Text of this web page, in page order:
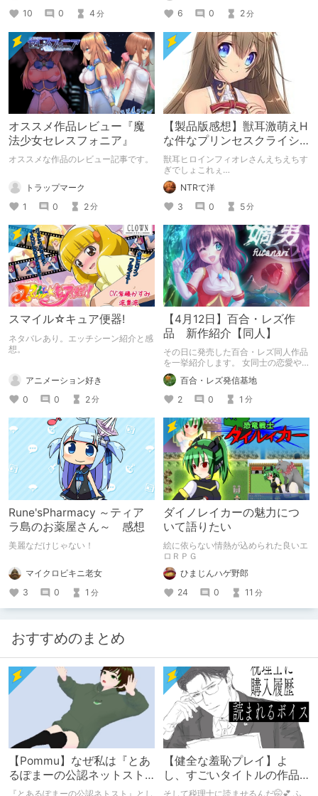
範囲でのネタバレ有
10 0 4 分 6 0 2分
オススメ作品レビュー『魔
法少女セレスフォニア』
オススメな作品のレビュー記事です。
トラップマーク
1
0 2分
【製品版感想】獣耳激萌えH
な件なプリンセスクライシ
ス
獣耳ヒロインフィオレさんえちえちす
ぎでしょこれぇ…
NTRて洋
3
0 5分
スマイル☆キュア便器!
ネタバレあり。エッチシーン紹介と感
想。
アニメーション好き
0
0 2分
【4月12日】百合・レズ作
品 新作紹介【同人】
その日に発売した百合・レズ同人作品
を一挙紹介します。 女同士の恋愛や
エッチが好きな方、必見の記事です！
新作タイトル一覧： ・嫡男
百合・レズ発信基地
2
0 1 分
Rune'sPharmacy ～ティア
ラ島のお薬屋さん～ 感想
美麗なだけじゃない！
マイクロビキニ老女
3
0 1 分
ダイノレイカーの魅力につ
いて語りたい
絵に依らない情熱が込められた良いエ
ロＲＰＧ
ひまじんハゲ野郎
24
0 11 分
おすすめのまとめ
【Pommu】なぜ私は『とあ
るぽまーの公認ネットスト
ーカー』になったのか【出
『とあるぽまーの公認ネトスト』とし
【健全な羞恥プレイ】よ
し、すごいタイトルの作品
をまた買おう。【湧き上が
そして税理士に読ませるんだ🤭💕 ふ